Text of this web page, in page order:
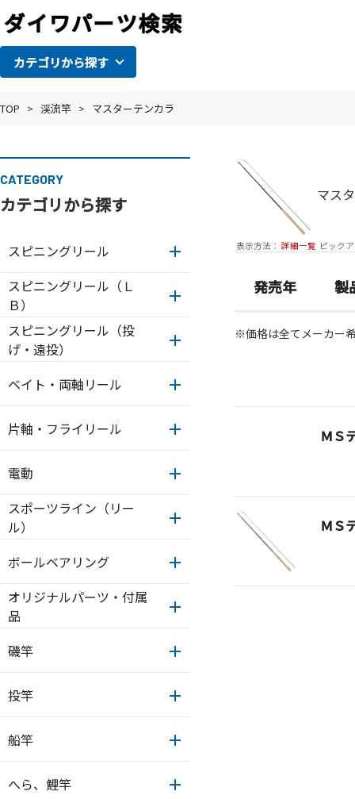
カテゴリから探す
TOP > 渓流竿 > マスターテンカラ
CATEGORY
カテゴリから探す
スピニングリール
スピニングリール（Ｌ
Ｂ）
スピニングリール（投
げ・遠投）
ベイト・両軸リール
片軸・フライリール
電動
スポーツライン（リー
ル）
ボールベアリング
オリジナルパーツ・付属
品
磯竿
投竿
船竿
へら、鯉竿
マス
表示方法： 詳細一覧 ピック
発売年 製
※価格は全てメーカー
Ｍ
Ｍ